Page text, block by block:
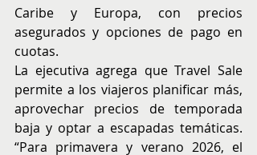
Caribe y Europa, con precios
asegurados y opciones de pago en
cuotas.
La ejecutiva agrega que Travel Sale
permite a los viajeros planificar más,
aprovechar precios de temporada
baja y optar a escapadas temáticas.
“Para primavera y verano 2026, el